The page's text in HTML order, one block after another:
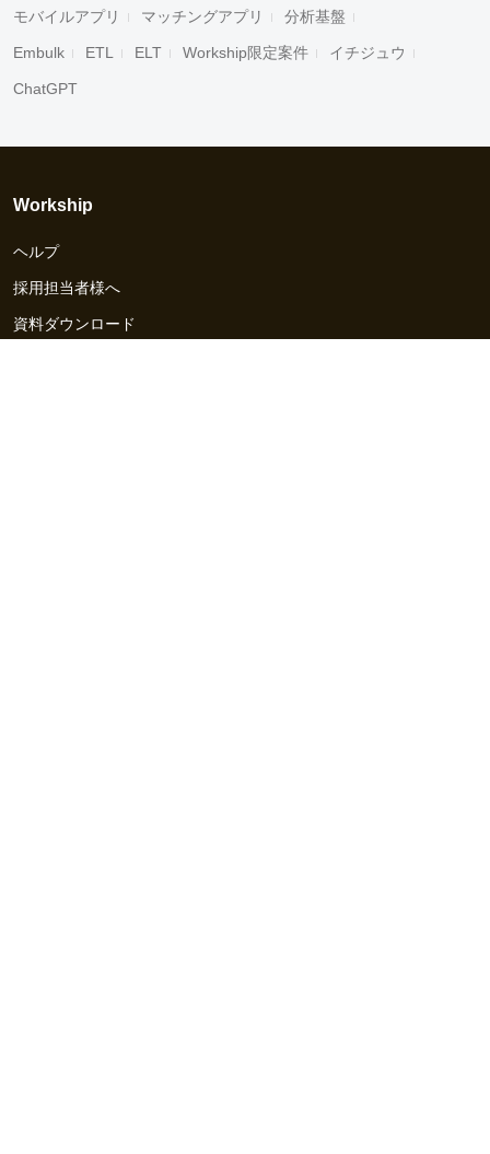
モバイルアプリ マッチングアプリ 分析基盤
Embulk ETL ELT Workship限定案件 イチジュウ
ChatGPT
Workship
ヘルプ
採用担当者様へ
資料ダウンロード